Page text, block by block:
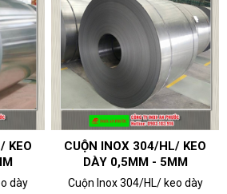
KEO
dày
CUỘN INOX 304/HL/ KEO
DÀY 0,5MM - 5MM
Cuộn Inox 304/HL/ keo dày